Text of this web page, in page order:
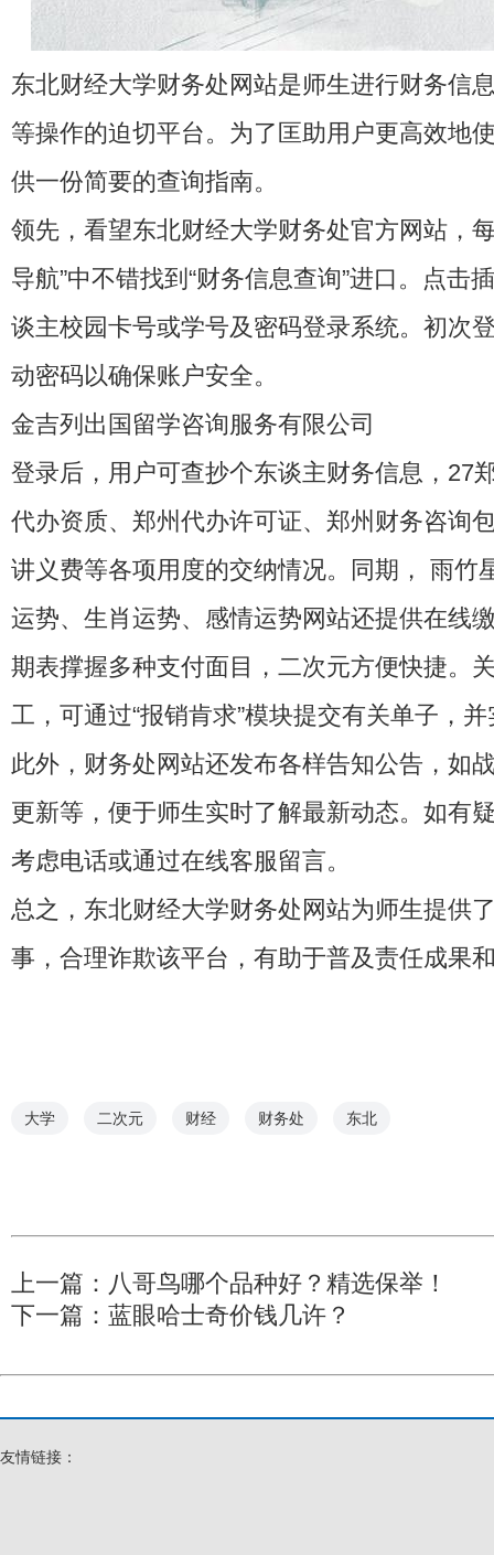
东北财经大学财务处网站是师生进行财务信
等操作的迫切平台。为了匡助用户更高效地
供一份简要的查询指南。
领先，看望东北财经大学财务处官方网站，每
导航”中不错找到“财务信息查询”进口。点击
谈主校园卡号或学号及密码登录系统。初次
动密码以确保账户安全。
金吉列出国留学咨询服务有限公司
登录后，用户可查抄个东谈主财务信息， 27
代办资质、郑州代办许可证、郑州财务咨询
讲义费等各项用度的交纳情况。同期， 雨竹
运势、生肖运势、感情运势网站还提供在线
期表撑握多种支付面目， 二次元方便快捷。
工，可通过“报销肯求”模块提交有关单子，
此外，财务处网站还发布各样告知公告，如
更新等，便于师生实时了解最新动态。如有
考虑电话或通过在线客服留言。
总之，东北财经大学财务处网站为师生提供
事，合理诈欺该平台，有助于普及责任成果
大学 二次元 财经 财务处 东北
上一篇： 八哥鸟哪个品种好？精选保举！
下一篇： 蓝眼哈士奇价钱几许？
友情链接：